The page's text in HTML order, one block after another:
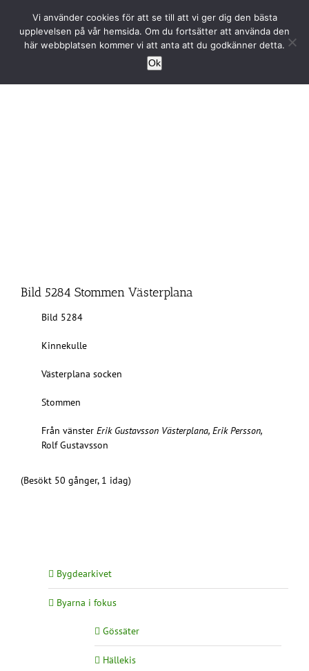
innehållet
Bild 5284 Stommen Västerplana
Bild 5284
Kinnekulle
Västerplana socken
Stommen
Från vänster Erik Gustavsson Västerplana, Erik Persson,
Rolf Gustavsson
(Besökt 50 gånger, 1 idag)
Bygdearkivet
Byarna i fokus
Gössäter
Hällekis
Vi använder cookies för att se till att vi ger dig den bästa
upplevelsen på vår hemsida. Om du fortsätter att använda den
här webbplatsen kommer vi att anta att du godkänner detta.
Ok